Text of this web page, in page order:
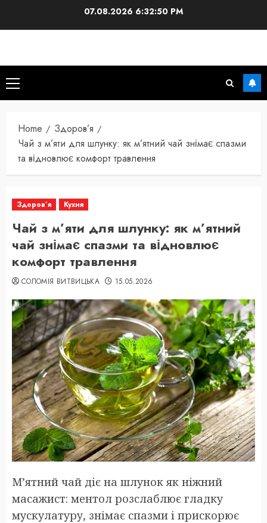
07.08.2026 6:32:52 PM
Primary
Menu
Home
Здоров’я
Чай з м’яти для шлунку: як м’ятний чай знімає спазми
та відновлює комфорт травлення
Здоров’я Кухня
Чай з м’яти для шлунку: як м’ятний
чай знімає спазми та відновлює
комфорт травлення
СОЛОМІЯ ВИТВИЦЬКА 15.05.2026
М’ятний чай діє на шлунок як ніжний
масажист: ментол розслаблює гладку
мускулатуру, знімає спазми і прискорює